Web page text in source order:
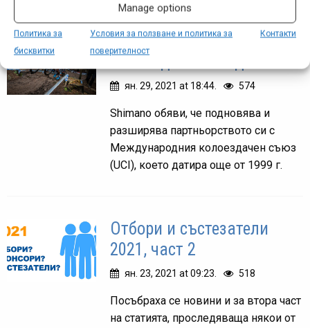
Manage options
Политика за
бисквитки
Условия за ползване и политика за
поверителност
Контакти
Shimano става партньор
на UCI до 2024 година
ян. 29, 2021 at 18:44. 574
Shimano обяви, че подновява и
разширява партньорството си с
Международния колоездачен съюз
(UCI), което датира още от 1999 г.
Отбори и състезатели
2021, част 2
ян. 23, 2021 at 09:23. 518
Посъбраха се новини и за втора част
на статията, проследяваща някои от